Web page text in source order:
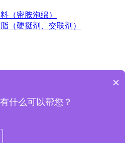
（密胺泡绵）
（硬挺剂、交联剂）
新材料科技股份有限公司版权所
×
什么可以帮您？